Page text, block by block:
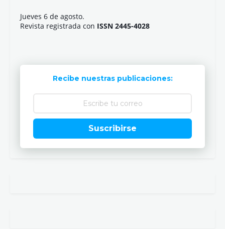
Jueves 6 de agosto.
Revista registrada con ISSN 2445-4028
Recibe nuestras publicaciones:
Suscribirse